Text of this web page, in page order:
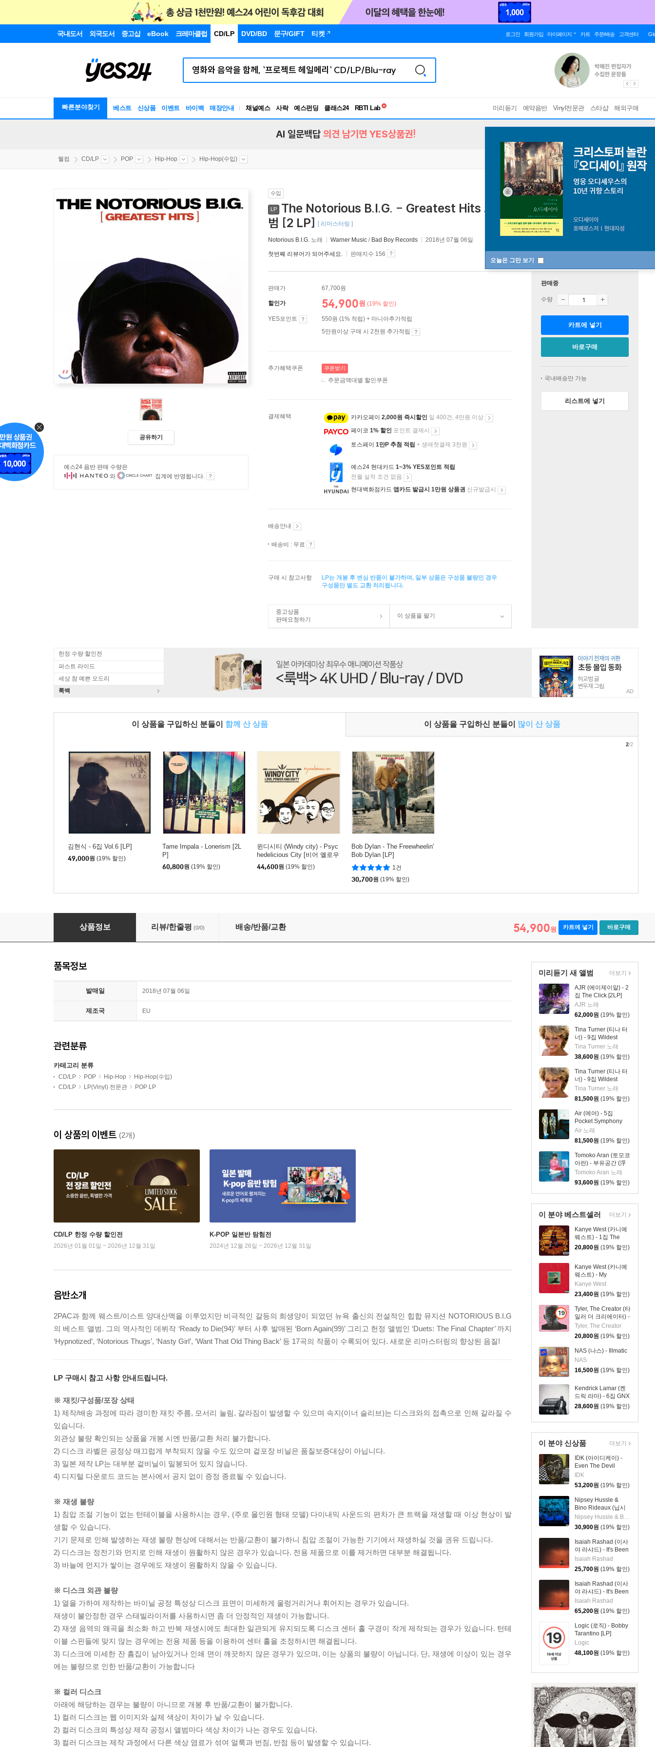
국내도서 외국도서 중고샵 eBook 크레마클럽 CD/LP DVD/BD 문구/GIFT 티켓 로그인 회원가입 마이페이지 카트 주문/배송 고객센터
빠른분야찾기 베스트 신상품 이벤트 바이백 매장안내 채널예스 사락 예스펀딩 클래스24
독서유형검사
미리듣기 예약음반 Vinyl전문관 스타샵 해외구매
오늘은 그만 보기
AI 일문백답 의견 남기면 YES상품권!
웰컴 CD/LP POP Hip-Hop Hip-Hop(수입)
공유하기
예스24 음반 판매 수량은
와
집계에 반영됩니다.
수입
LP
The Notorious B.I.G. - Greatest Hits 노토리어스 비아이지 베스트 앨
범 [2 LP]
[ 리마스터링 ]
Notorious B.I.G. 노래 Warner Music / Bad Boy Records 2018년 07월 06일
첫번째 리뷰어가 되어주세요. 판매지수 156
판매가 67,700원
할인가 54,900원 (19% 할인)
YES포인트
550원 (1% 적립) + 마니아추가적립
5만원이상 구매 시 2천원 추가적립
추가혜택쿠폰 쿠폰받기
주문금액대별 할인쿠폰
결제혜택 카카오페이 2,000원 즉시할인 일 400건, 4만원 이상
페이코 1% 할인 포인트 결제시
토스페이 1만P 추첨 적립 + 생애첫결제 3천원
예스24 현대카드 1~3% YES포인트 적립
전월 실적 조건 없음
현대백화점카드 앱카드 발급시 1만원 상품권 신규발급시
배송안내
배송비 : 무료
구매 시 참고사항
LP는 개봉 후 변심 반품이 불가하며, 일부 상품은 구성품 불량인 경우
구성품만 별도 교환 처리됩니다.
중고상품
판매요청하기
이 상품을 팔기
판매중
수량
카트에 넣기
바로구매
국내배송만 가능
리스트에 넣기
한정 수량 할인전
퍼스트 라이드
세상 참 예쁜 오드리
룩백
AD
이 상품을 구입하신 분들이 함께 산 상품 이 상품을 구입하신 분들이 많이 산 상품
김현식 - 6집 Vol.6 [LP]
49,000원 (19% 할인)
Tame Impala - Lonerism [2L
P]
60,800원 (19% 할인)
윈디시티 (Windy city) - Psyc
hedelicious City [비어 옐로우
컬러 LP]
44,600원 (19% 할인)
Bob Dylan - The Freewheelin'
Bob Dylan [LP]
1건
30,700원 (19% 할인)
2/2
The Notorious B.I.G. - Greatest Hits 노토리어스 비아이지 베스트 앨범 [2 LP]
상품정보 리뷰/한줄평 (0/0) 배송/반품/교환 54,900원 카트에 넣기 바로구매
미리듣기 새 앨범
AJR (에이제이알) - 2
집 The Click [2LP]
AJR 노래
62,000원 (19% 할인)
Tina Turner (티나 터
너) - 9집 Wildest
Dreams 2026
Tina Turner 노래
38,600원 (19% 할인)
Tina Turner (티나 터
너) - 9집 Wildest
Dreams 2026 [2LP]
Tina Turner 노래
81,500원 (19% 할인)
Air (에어) - 5집
Pocket Symphony
[클리어 컬러 2LP]
Air 노래
81,500원 (19% 할인)
Tomoko Aran (토모코
아란) - 부유공간 (浮
遊空間) (+1) [2LP]
Tomoko Aran 노래
93,600원 (19% 할인)
더보기
이 분야 베스트셀러
Kanye West (카니예
웨스트) - 1집 The
College Dropout
20,800원 (19% 할인)
Kanye West (카니예
웨스트) - My
Beautiful Dark
Twisted Fantasy
Kanye West
23,400원 (19% 할인)
19
세
이
상
품
Tyler, The Creator (타
일러 더 크리에이터) -
5집 Igor
Tyler, The Creator
20,800원 (19% 할인)
NAS (나스) - Illmatic
NAS
16,500원 (19% 할인)
Kendrick Lamar (켄
드릭 라마) - 6집 GNX
28,600원 (19% 할인)
더보기
이 분야 신상품
IDK (아이디케이) -
Even The Devil
Smiles [LP]
IDK
53,200원 (19% 할인)
Nipsey Hussle &
Bino Rideaux (닙시
허슬 & 비노 리도) -
Prolific
Nipsey Hussle & Bino Rideaux
30,900원 (19% 할인)
Isaiah Rashad (이사
야 라샤드) - It's Been
Awful
Isaiah Rashad
25,700원 (19% 할인)
Isaiah Rashad (이사
야 라샤드) - It's Been
Awful [2LP]
Isaiah Rashad
65,200원 (19% 할인)
Logic (로직) - Bobby
Tarantino [LP]
Logic
48,100원 (19% 할인)
더보기
품목정보
발매일 2018년 07월 06일
제조국 EU
관련분류
카테고리 분류
CD/LP POP Hip-Hop
Hip-Hop(수입)
CD/LP
LP(Vinyl) 전문관 POP LP
이 상품의 이벤트 (2개)
CD/LP 한정 수량 할인전
2026년 01월 01일 ~ 2026년 12월 31일
K-POP 일본반 탐험전
2024년 12월 26일 ~ 2026년 12월 31일
음반소개
2PAC과 함께 웨스트/이스트 양대산맥을 이루었지만 비극적인 갈등의 희생양이 되었던 뉴욕 출신의 전설적인 힙합 뮤지션 NOTORIOUS B.I.G
의 베스트 앨범. 그의 역사적인 데뷔작 ‘Ready to Die(94)’ 부터 사후 발매된 ‘Born Again(99)’ 그리고 헌정 앨범인 ‘Duets: The Final Chapter’ 까지
‘Hypnotized’, ‘Notorious Thugs’, ‘Nasty Girl’, ‘Want That Old Thing Back’ 등 17곡의 작품이 수록되어 있다. 새로운 리마스터링의 향상된 음질!
LP 구매시 참고 사항 안내드립니다.
※ 재킷/구성품/포장 상태
1) 제작/배송 과정에 따라 경미한 재킷 주름, 모서리 눌림, 갈라짐이 발생할 수 있으며 속지(이너 슬리브)는 디스크와의 접촉으로 인해 갈라질 수
있습니다.
외관상 불량 확인되는 상품을 개봉 시엔 반품/교환 처리 불가합니다.
2) 디스크 라벨은 공정상 매끄럽게 부착되지 않을 수도 있으며 겉포장 비닐은 품질보증대상이 아닙니다.
3) 일본 제작 LP는 대부분 겉비닐이 밀봉되어 있지 않습니다.
4) 디지털 다운로드 코드는 본사에서 공지 없이 증정 종료될 수 있습니다.
※ 재생 불량
1) 침압 조절 기능이 없는 턴테이블을 사용하시는 경우, (주로 올인원 형태 모델) 다이내믹 사운드의 편차가 큰 트랙을 재생할 때 이상 현상이 발
생할 수 있습니다.
기기 문제로 인해 발생하는 재생 불량 현상에 대해서는 반품/교환이 불가하니 침압 조절이 가능한 기기에서 재생하실 것을 권유 드립니다.
2) 디스크는 정전기와 먼지로 인해 재생이 원활하지 않은 경우가 있습니다. 전용 제품으로 이를 제거하면 대부분 해결됩니다.
3) 바늘에 먼지가 쌓이는 경우에도 재생이 원활하지 않을 수 있습니다.
※ 디스크 외관 불량
1) 열을 가하여 제작하는 바이닐 공정 특성상 디스크 표면이 미세하게 울렁거리거나 휘어지는 경우가 있습니다.
재생이 불안정한 경우 스태빌라이저를 사용하시면 좀 더 안정적인 재생이 가능합니다.
2) 재생 음역의 왜곡을 최소화 하고 반복 재생시에도 최대한 일관되게 유지되도록 디스크 센터 홀 구경이 작게 제작되는 경우가 있습니다. 턴테
이블 스핀들에 맞지 않는 경우에는 전용 제품 등을 이용하여 센터 홀을 조정하시면 해결됩니다.
3) 디스크에 미세한 잔 흠집이 남아있거나 인쇄 면이 깨끗하지 않은 경우가 있으며, 이는 상품의 불량이 아닙니다. 단, 재생에 이상이 있는 경우
에는 불량으로 인한 반품/교환이 가능합니다
※ 컬러 디스크
아래에 해당하는 경우는 불량이 아니므로 개봉 후 반품/교환이 불가합니다.
1) 컬러 디스크는 웹 이미지와 실제 색상이 차이가 날 수 있습니다.
2) 컬러 디스크의 특성상 제작 공정시 앨범마다 색상 차이가 나는 경우도 있습니다.
3) 컬러 디스크는 제작 과정에서 다른 색상 염료가 섞여 얼룩과 번짐, 반점 등이 발생할 수 있습니다.